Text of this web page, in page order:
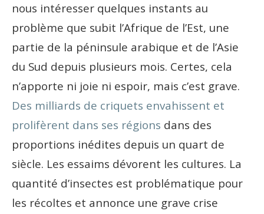
nous intéresser quelques instants au
problème que subit l’Afrique de l’Est, une
partie de la péninsule arabique et de l’Asie
du Sud depuis plusieurs mois. Certes, cela
n’apporte ni joie ni espoir, mais c’est grave.
Des milliards de criquets envahissent et
prolifèrent dans ses régions dans des
proportions inédites depuis un quart de
siècle. Les essaims dévorent les cultures. La
quantité d’insectes est problématique pour
les récoltes et annonce une grave crise